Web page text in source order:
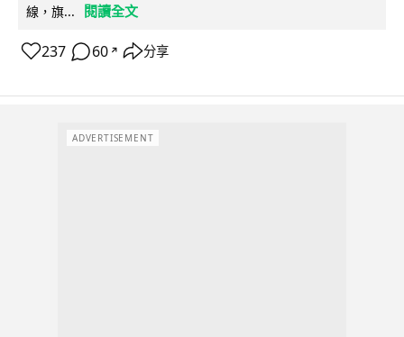
線，旗...
閱讀全文
237 60 ↗ 分享
ADVERTISEMENT